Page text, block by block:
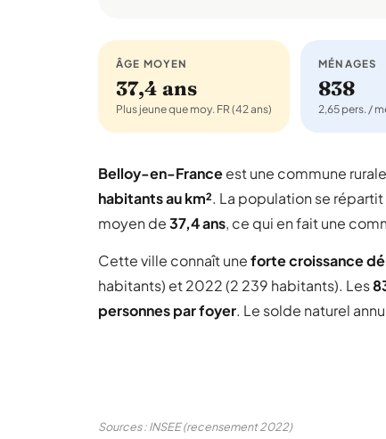
ÂGE MOYEN
37,4 ans
Plus jeune que moy. FR (42 ans)
MÉNAGES
838
2,65 pers. /
Belloy-en-Franceest une commune
habitants au km². La population se
moyen de37,4 ans, ce qui en fait une
Cette ville connaît uneforte croissance
habitants) et 2022 (2 239 habitants). Les
personnes par foyer. Le solde naturel
Sources : INSEE (recensement 2022)